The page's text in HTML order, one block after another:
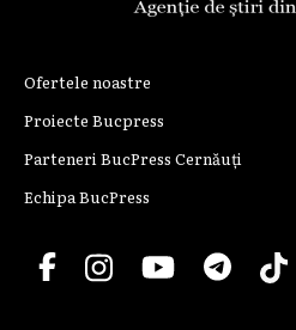
Ofertele noastre
Proiecte Bucpress
Parteneri BucPress Cernăuți
Echipa BucPress